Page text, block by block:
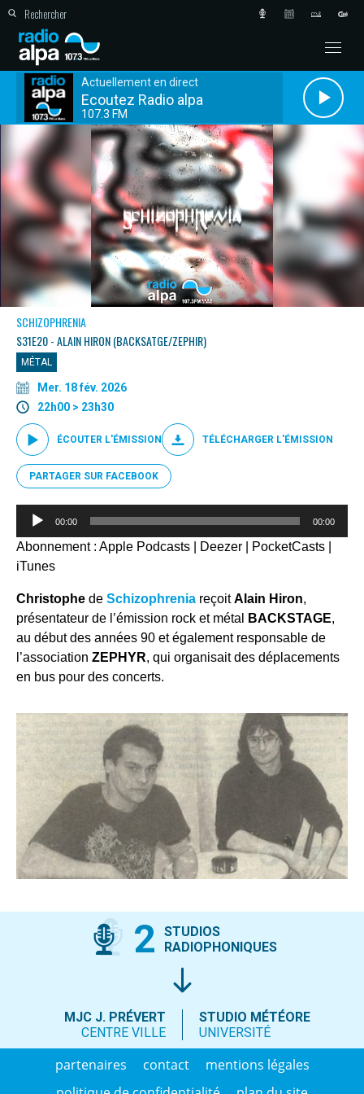
Actuellement en direct
Ecoutez Radio alpa
107.3 FM
SCHIZOPHRENIA
S31E20 - ALAIN HIRON (BACKSATGE/ZEPHIR)
MÉTAL
Mer. 18 fév. 2026
22h00 > 23h30
ÉCOUTER L'ÉMISSION TÉLÉCHARGER L'ÉMISSION
PARTAGER SUR FACEBOOK
Lecteur
00:00 00:00
Abonnement : Apple Podcasts Deezer PocketCasts
iTunes
Christophe de Schizophrenia reçoitAlain Hiron,
présentateur de l’émission rock et métal
BACKSTAGE,
au début des années 90 et également responsable de
l’association ZEPHYR, qui organisait des déplacements
en bus pour des concerts.
2
STUDIOS
RADIOPHONIQUES
MJC J. PRÉVERT
CENTRE VILLE
STUDIO MÉTÉORE
UNIVERSITÉ
partenaires contact
mentions légales